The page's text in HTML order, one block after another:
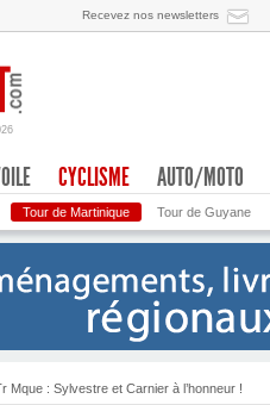
Recevez nos newsletters
CYCLISME
Tour de Martinique Tour de Guyane
AUTO/MOTO
Mque : Sylvestre et Carnier à l’honneur !